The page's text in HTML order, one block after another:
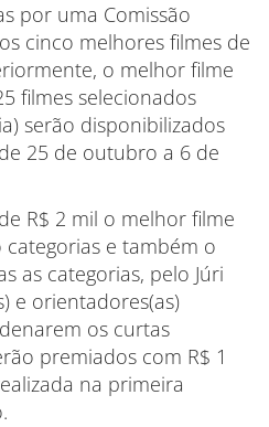
por uma Comissão
cinco melhores filmes de
o melhor filme
filmes selecionados
serão disponibilizados
25 de outubro a 6 de
R$ 2 mil o melhor filme
e também o
as categorias, pelo Júri
e orientadores(as)
os curtas
premiados com R$ 1
na primeira